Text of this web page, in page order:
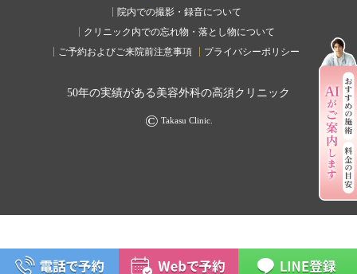
院内での撮影・録音について
クリニック内での忘れ物・落とし物について
ご予約およびご来院前注意事項
プライバシーポリシー
50年の実績がある美容外科の高須クリニック
© Takasu Clinic.